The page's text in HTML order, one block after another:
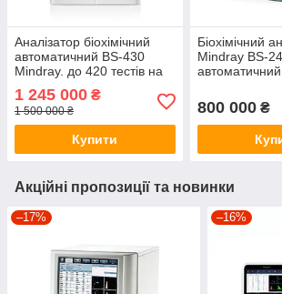
Аналізатор біохімічний
автоматичний BS-430
Mindray. до 420 тестів на
годину
1 245 000 ₴
1 500 000 ₴
Купити
Біохімічний
Mindray BS-
автоматичний
800 000₴
Акційні пропозиції та новинки
–17% –16%